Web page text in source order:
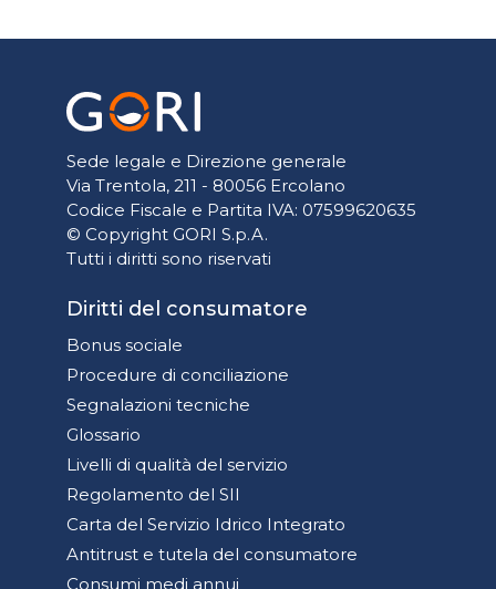
Sede legale e Direzione generale
Via Trentola, 211 - 80056 Ercolano
Codice Fiscale e Partita IVA: 07599620635
© Copyright GORI S.p.A.
Tutti i diritti sono riservati
Diritti del consumatore
Bonus sociale
Procedure di conciliazione
Segnalazioni tecniche
Glossario
Livelli di qualità del servizio
Regolamento del SII
Carta del Servizio Idrico Integrato
Antitrust e tutela del consumatore
Consumi medi annui